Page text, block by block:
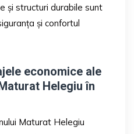
și structuri durabile sunt
și confortul
economice ale
Helegiu în
Maturat Helegiu